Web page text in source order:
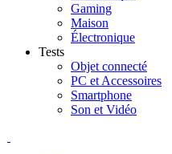
Gaming
Maison
Électronique
Tests
Objet connecté
PC et Accessoires
Smartphone
Son et Vidéo